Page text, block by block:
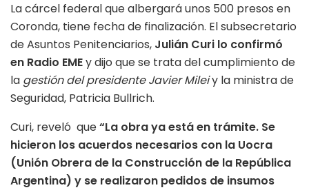
La cárcel federal que albergará unos 500 presos en
Coronda, tiene fecha de finalización. El subsecretario
de Asuntos Penitenciarios, Julián Curi lo confirmó
en Radio EMEy dijo que se trata del cumplimiento de
la gestión del presidente Javier Mileiy la ministra de
Seguridad, Patricia Bullrich.
Curi, reveló que“La obra ya está en trámite. Se
hicieron los acuerdos necesarios con la Uocra
(Unión Obrera de la Construcción de la República
Argentina) y se realizaron pedidos de insumos